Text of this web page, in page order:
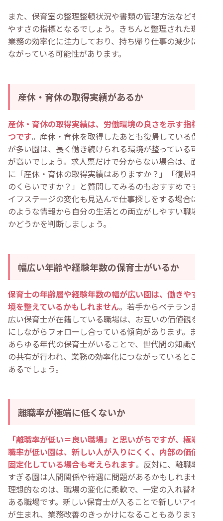
また、保育室の整理整頓状況や書類の管理方法なども働き
やすさの指標となるでしょう。きちんと整理された環境は
業務の効率化に注力しており、持ち帰り仕事の減少にもつ
ながっている可能性があります。
産休・育休の取得実績があるか
産休・育休の取得実績は、労働環境の良さを示す指標の1
つです。産休・育休を取得したあとも復帰している保育士
が多い園は、長く働き続けられる環境が整っている可能性
が高いでしょう。求人票だけで分からない場合は、面接時
に「産休・育休の取得実績はありますか？」「復帰率はど
のくらいですか？」と質問してみるのもおすすめです。ラ
イフステージの変化も見込んで仕事探しをする場合は、こ
のような情報から自分の生活との両立がしやすい職場環境
かどうかを判断しましょう。
幅広い年齢や経験年数の保育士がいるか
保育士の年齢層や経験年数の幅が広い園は、働きやすい環
境を整えているかもしれません。若手からベテランまで幅
広い保育士が在籍している職場は、お互いの価値観を大切
にしながらフォローし合っている傾向があります。また、
あらゆる年代の保育士がいることで、世代間の知識や経験
の共有が行われ、業務の効率化につながっているところも
あるでしょう。
離職率が極端に低くないか
「離職率が低い＝良い職場」と思いがちですが、極端に離
職率が低い園は、新しい人が入りにくく、内部の価値観が
固定化している場合も考えられます。反対に、離職率が高
すぎる園は人間関係や待遇に問題があるかもしれません。
理想的なのは、職場の変化に柔軟で、一定の入れ替わりが
ある職場です。新しい保育士が入ることで新しいアイデア
が生まれ、業務改善のきっかけになることもあります。